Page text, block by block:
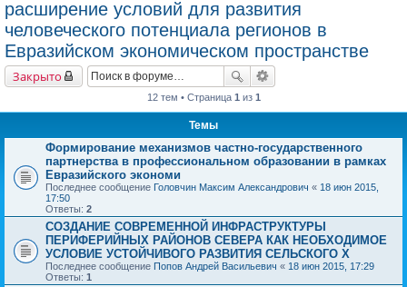
расширение условий для развития
человеческого потенциала регионов в
Евразийском экономическом пространстве
Закрыто
12 тем • Страница 1 из 1
Темы
Формирование механизмов частно-государственного
партнерства в профессиональном образовании в рамках
Евразийского экономи
Последнее сообщение Головчин Максим Александрович « 18 июн 2015,
17:50
Ответы: 2
СОЗДАНИЕ СОВРЕМЕННОЙ ИНФРАСТРУКТУРЫ
ПЕРИФЕРИЙНЫХ РАЙОНОВ СЕВЕРА КАК НЕОБХОДИМОЕ
УСЛОВИЕ УСТОЙЧИВОГО РАЗВИТИЯ СЕЛЬСКОГО Х
Последнее сообщение Попов Андрей Васильевич « 18 июн 2015, 17:29
Ответы: 1